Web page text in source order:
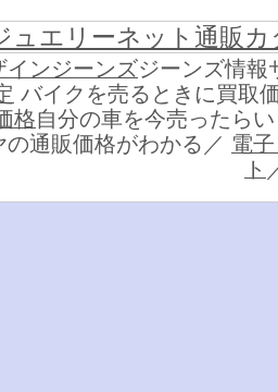
ュエリーネット通販
インジーンズジーンズ情
バイクを売るときに買取
格自分の車を今売ったら
の通販価格がわかる／ 電
ト